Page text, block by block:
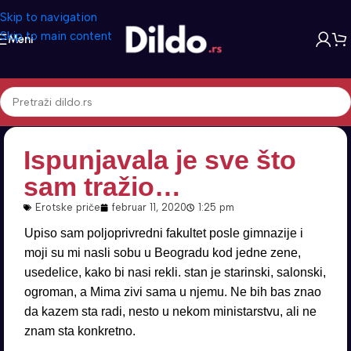
Skip to navigation
Skip to main content
Meni
Ispunjavala je sve što
sam tražio…
Erotske priče februar 11, 2020 1:25 pm
Upiso sam poljoprivredni fakultet posle gimnazije i
moji su mi nasli sobu u Beogradu kod jedne zene,
usedelice, kako bi nasi rekli. stan je starinski, salonski,
ogroman, a Mima zivi sama u njemu. Ne bih bas znao
da kazem sta radi, nesto u nekom ministarstvu, ali ne
znam sta konkretno.